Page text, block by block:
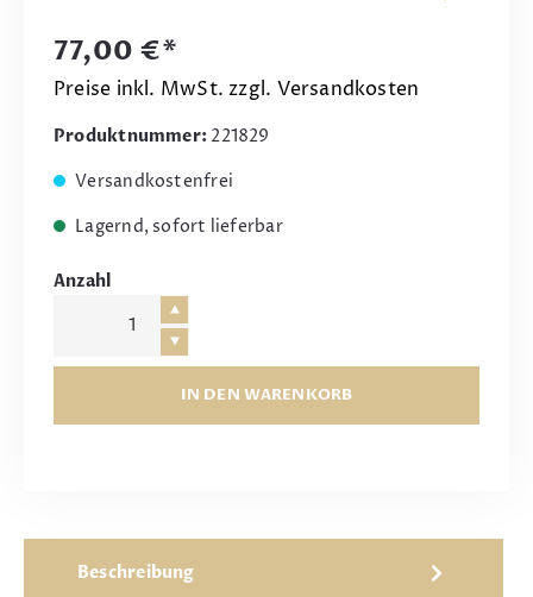
77,00 €*
Preise inkl. MwSt. zzgl. Versandkosten
Produktnummer: 221829
Versandkostenfrei
Lagernd, sofort lieferbar
Anzahl
IN DEN WARENKORB
Beschreibung